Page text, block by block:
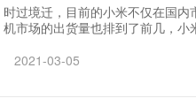
时过境迁，目前的小米不仅在国
机市场的出货量也排到了前几，
2021-03-05